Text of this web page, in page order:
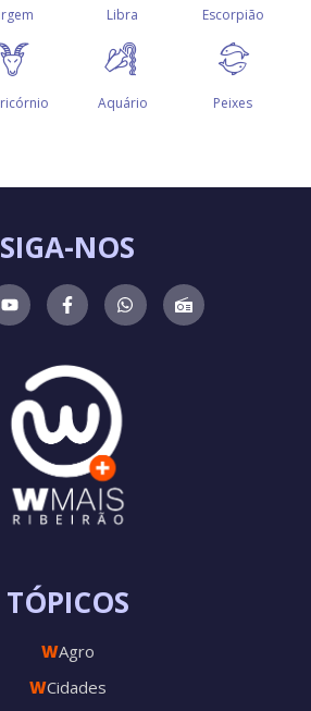
TÓPICOS
WAgro
WCidades
SIGA-NOS